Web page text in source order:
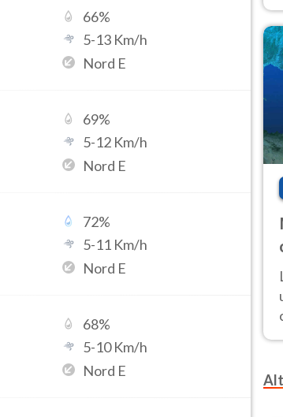
66%
5-13 Km/h
Nord E
69%
5-12 Km/h
Nord E
72%
5-11 Km/h
Nord E
68%
5-10Km/h
Nord E